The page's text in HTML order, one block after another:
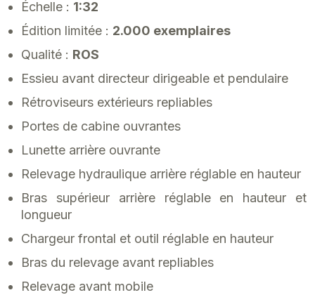
Échelle : 1:32
Édition limitée : 2.000 exemplaires
Qualité : ROS
Essieu avant directeur dirigeable et pendulaire
Rétroviseurs extérieurs repliables
Portes de cabine ouvrantes
Lunette arrière ouvrante
Relevage hydraulique arrière réglable en hauteur
Bras supérieur arrière réglable en hauteur et
longueur
Chargeur frontal et outil réglable en hauteur
Bras du relevage avant repliables
Relevage avant mobile